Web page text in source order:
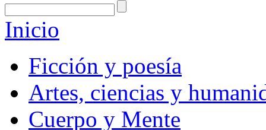
Inicio
Ficción y poesía
Artes, ciencias y
Cuerpo y Mente